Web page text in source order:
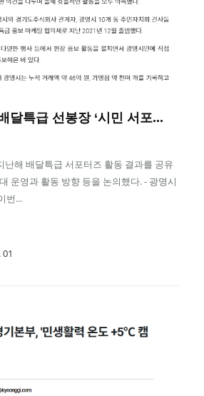
달특급 선봉장 ‘시민 서포...
난해 배달특급 서포터즈 활동 결과를 공유
운영과 활동 방향 등을 논의했다. - 광명시
번...
01